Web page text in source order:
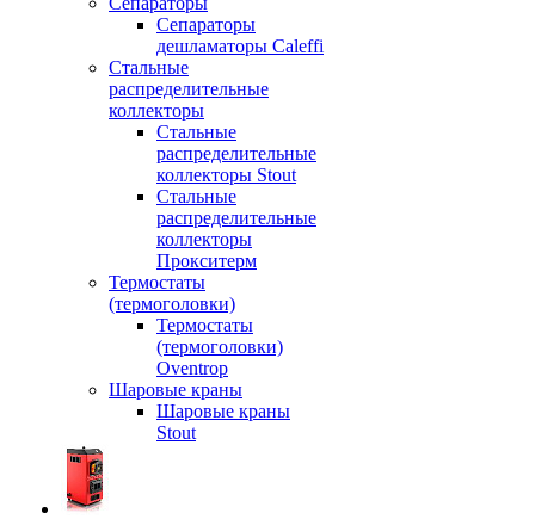
Сепараторы
дешламаторы Caleffi
Стальные
распределительные
коллекторы
Стальные
распределительные
коллекторы Stout
Стальные
распределительные
коллекторы
Прокситерм
Термостаты
(термоголовки)
Термостаты
(термоголовки)
Oventrop
Шаровые краны
Шаровые краны
Stout